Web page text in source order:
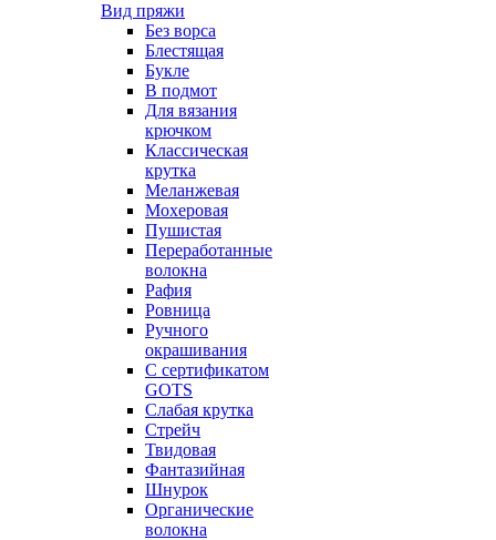
Вид пряжи
Без ворса
Блестящая
Букле
В подмот
Для вязания
крючком
Классическая
крутка
Меланжевая
Мохеровая
Пушистая
Переработанные
волокна
Рафия
Ровница
Ручного
окрашивания
С сертификатом
GOTS
Слабая крутка
Стрейч
Твидовая
Фантазийная
Шнурок
Органические
волокна